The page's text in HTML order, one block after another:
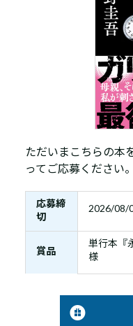
ただいまこちらの本
ってご応募ください。
応募締
切
2026/08/
賞品
単行本『
様